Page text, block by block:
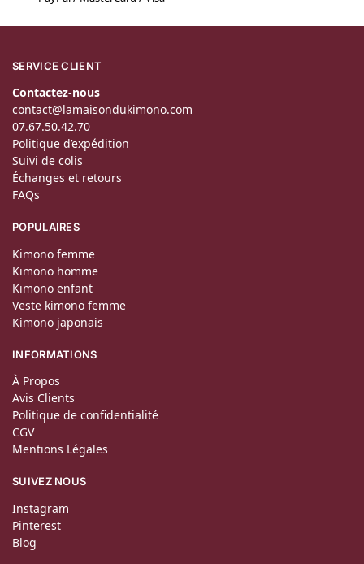
SERVICE CLIENT
Contactez-nous
contact@lamaisondukimono.com
07.67.50.42.70
Politique d’expédition
Suivi de colis
Échanges et retours
FAQs
POPULAIRES
Kimono femme
Kimono homme
Kimono enfant
Veste kimono femme
Kimono japonais
INFORMATIONS
À Propos
Avis Clients
Politique de confidentialité
CGV
Mentions Légales
SUIVEZ NOUS
Instagram
Pinterest
Blog